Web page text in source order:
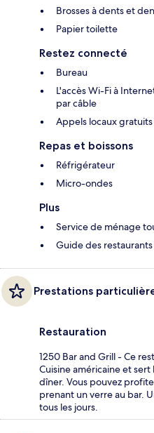
Brosses à dents et
Papier toilette
Restez connecté
Bureau
L'accès Wi-Fi à
par câble
Appels locaux gratuits
Repas et boissons
Réfrigérateur
Micro-ondes
Plus
Service de ménage
Guide des restaurants
Prestations
Restauration
1250 Bar and Grill - Ce
Cuisine américaine et
dîner. Vous pouvez
prenant un verre au bar.
tous les jours.